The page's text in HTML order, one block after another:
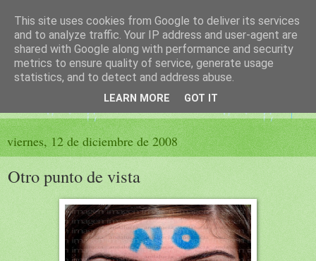
El sueño de las palabras
PÁGINA LITERARIA DE FELISA MORENO
viernes, 12 de diciembre de 2008
Otro punto de vista
This site uses cookies from Google to deliver its services
and to analyze traffic. Your IP address and user-agent are
shared with Google along with performance and security
metrics to ensure quality of service, generate usage
statistics, and to detect and address abuse.
LEARN MORE GOT IT